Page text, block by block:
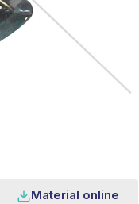
Material online